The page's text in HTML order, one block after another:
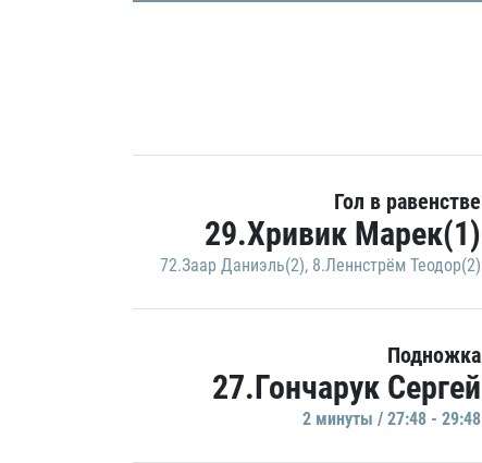
Гол в равенстве
29.Хривик Марек(1)
72.Заар Даниэль(2), 8.Леннстрём Теодор(2)
Подножка
27.Гончарук Сергей
2 минуты / 27:48 - 29:48